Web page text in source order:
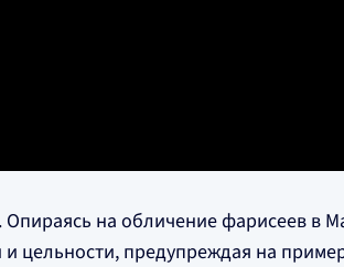
Опираясь на обличение фарисеев в
цельности, предупреждая на